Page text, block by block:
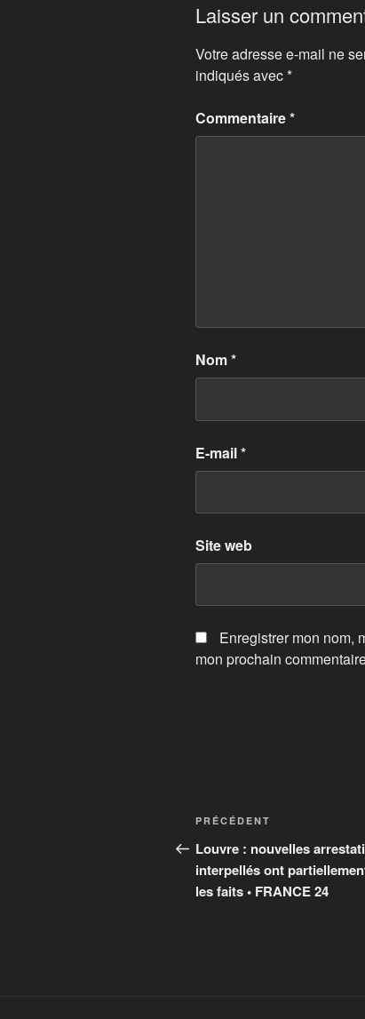
Laisser un
Votre adresse e-mail ne
indiqués avec*
Commentaire*
Nom*
E-mail*
Site web
Enregistrer mon nom,
mon prochain
Navigation
de
l’article
Article
précédent
PRÉCÉDENT
Louvre : nouvelles
interpellés ont
les faits • FRANCE 24